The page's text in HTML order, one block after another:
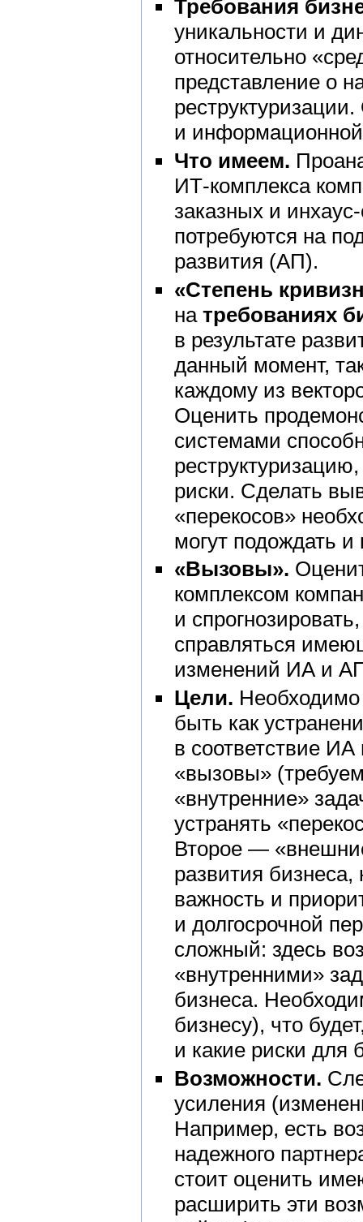
Требования
уникальности и
относительно
представление о
и
Что имеем.
ИТ-комплекса
заказных и
потребуются на
развития (АП).
«Степень
на требованиях
в результате
данный момент,
каждому из
Оценить
системами
риски. Сделать
«перекосов»
могут подождать
«Вызовы».
комплексом
и
справляться
изменений ИА и
Цели.
быть как
в соответствие
«вызовы»
«внутренние»
устранять
Второе —
развития
важность и
и долгосрочной
сложный: здесь
«внутренними»
бизнеса.
бизнесу), что
и какие риски для
Возможности.
усиления
Например, есть
надежного
стоит оценить
расширить эти